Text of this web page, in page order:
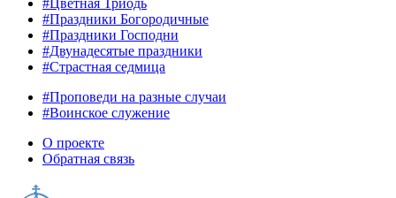
#Цветная Триодь
#Праздники Богородичные
#Праздники Господни
#Двунадесятые праздники
#Страстная седмица
#Проповеди на разные случаи
#Воинское служение
О проекте
Обратная связь